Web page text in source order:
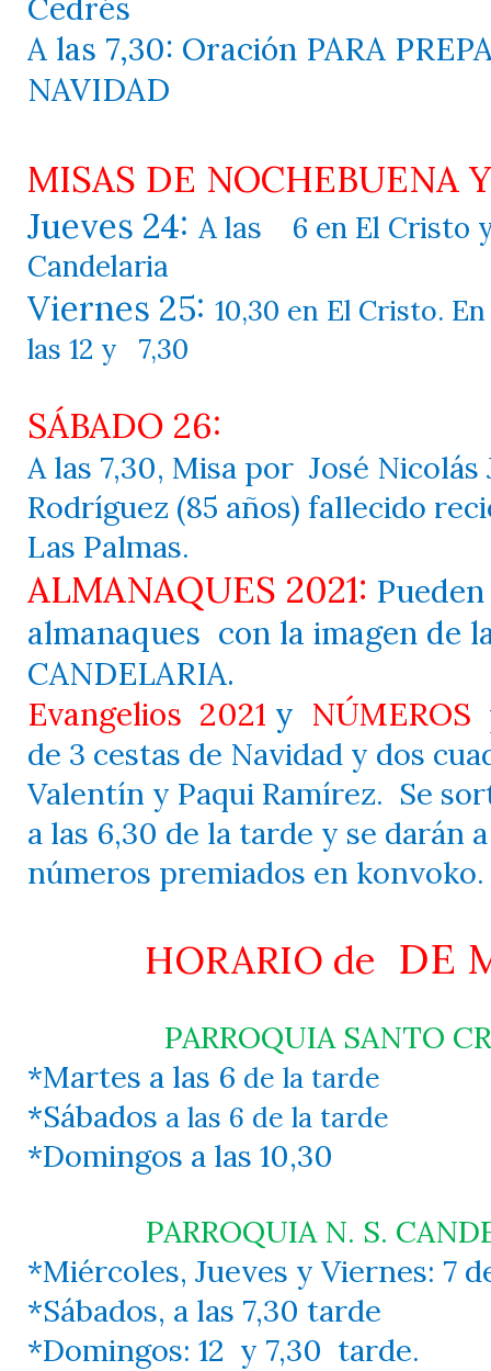
Cedrés
A las 7,30: Oración PARA
NAVIDAD
MISAS DE NOCHEBUENA
Jueves 24: A las
6 en El Cristo
Candelaria
Viernes 25: 10,30 en El Cristo.
las 12 y
7,30
SÁBADO 26:
A las 7,30, Misa por José Nicolás
Rodríguez (85 años) fallecido
Las Palmas.
ALMANAQUES 2021:
almanaques con la imagen de
CANDELARIA.
Evangelios 2021 y NÚMEROS
de 3 cestas de Navidad y dos
Valentín y Paqui Ramírez. Se
a las 6,30 de la tarde y se darán
números premiados en konvoko.
HORARIO de DE
PARROQUIA SANTO
*Martes a las 6 de la tarde
*Sábados a las 6 de la tarde
*Domingos a las 10,30
PARROQUIA N. S.
*Miércoles, Jueves y Viernes: 7
*Sábados, a las 7,30 tarde
*Domingos: 12 y 7,30 tarde.